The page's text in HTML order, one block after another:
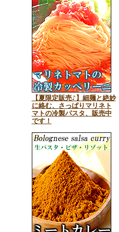
【夏限定販売♪】細麺と絶妙
に絡む、さっぱりマリネト
マトの冷製パスタ、販売中
です！